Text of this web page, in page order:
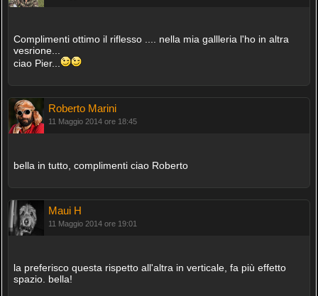
Complimenti ottimo il riflesso .... nella mia gallleria l'ho in altra
vesrione...
ciao Pier...
Roberto Marini
11 Maggio 2014 ore 18:45
bella in tutto, complimenti ciao Roberto
Maui H
11 Maggio 2014 ore 19:01
la preferisco questa rispetto all'altra in verticale, fa più effetto
spazio. bella!